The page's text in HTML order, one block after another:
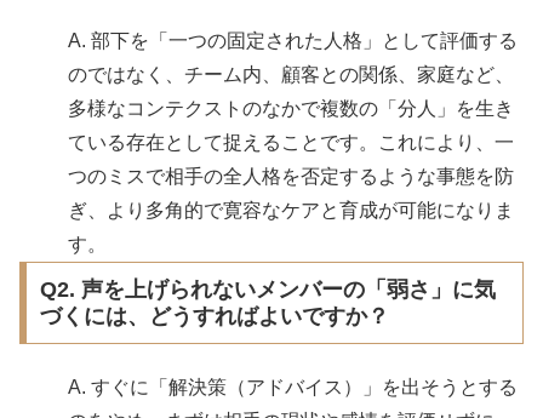
A. 部下を「一つの固定された人格」として評価する
のではなく、チーム内、顧客との関係、家庭など、
多様なコンテクストのなかで複数の「分人」を生き
ている存在として捉えることです。これにより、一
つのミスで相手の全人格を否定するような事態を防
ぎ、より多角的で寛容なケアと育成が可能になりま
す。
Q2. 声を上げられないメンバーの「弱さ」に気
づくには、どうすればよいですか？
A. すぐに「解決策（アドバイス）」を出そうとする